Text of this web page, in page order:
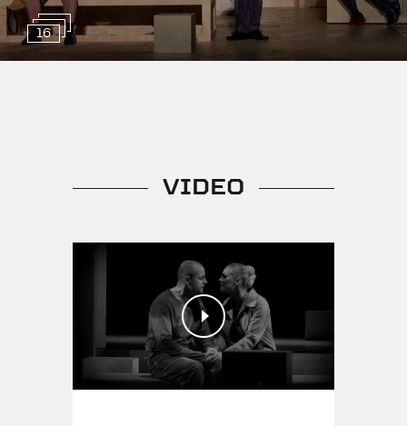
ieteicams!
IZRĀDĒ SMĒĶĒ!
16
VIDEO